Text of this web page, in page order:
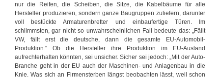
nur die Reifen, die Scheiben, die Sitze, die Kabelbäume für alle
Hersteller produzieren, sondern ganze Baugruppen zuliefern, darunter
voll bestückte Armaturenbretter und einbaufertige Türen. Im
schlimmsten, gar nicht so unwahrscheinlichen Fall bedeute das: „Fällt
VW, fällt erst die deutsche, dann die gesamte EU-Automobil-
Produktion.“ Ob die Hersteller ihre Produktion im EU-Ausland
aufrechterhalten könnten, sei unsicher. Sicher sei jedoch: „Mit der Auto-
Branche geht in der EU auch der Maschinen- und Anlagenbau in die
Knie. Was sich an Firmensterben längst beobachten lässt, weil schon